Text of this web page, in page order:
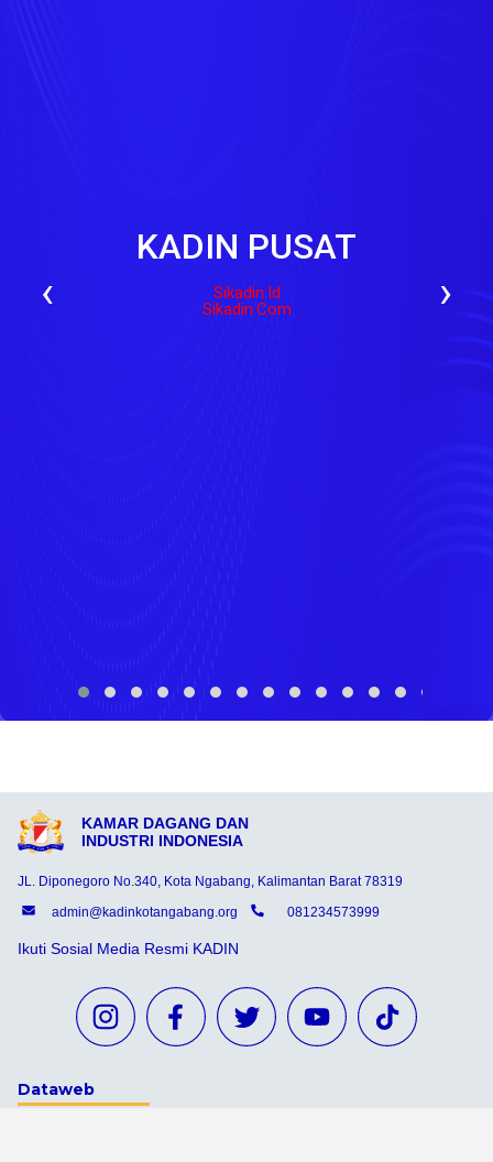
KADIN PUSAT
Sikadin.id
Sikadin.com
‹ ›
KAMAR DAGANG DAN
INDUSTRI INDONESIA
JL. Diponegoro No.340, Kota Ngabang, Kalimantan Barat 78319
admin@kadinkotangabang.org
081234573999
Ikuti Sosial Media Resmi KADIN
Dataweb